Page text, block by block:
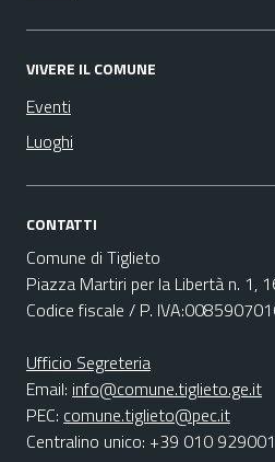
VIVERE IL COMUNE
Eventi
Luoghi
CONTATTI
Comune di Tiglieto
Piazza Martiri per la Libertà n. 1,
Codice fiscale / P.
Ufficio Segreteria
Email: info@comune.tiglieto.ge.it
PEC: comune.tiglieto@pec.it
Centralino unico: +39 010 929001